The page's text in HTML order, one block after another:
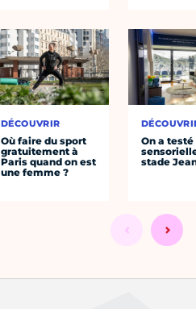
DÉCOUVRIR
Où faire du sport
gratuitement à
Paris quand on est
une femme ?
On a
stade